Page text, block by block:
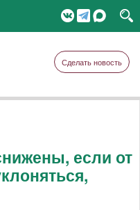
Сделать новость
если от